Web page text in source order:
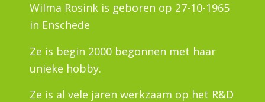
Wilma Rosink is geboren op 27-10-1965
in Enschede
Ze is begin 2000 begonnen met haar
unieke hobby.
Ze is al vele jaren werkzaam op het R&D